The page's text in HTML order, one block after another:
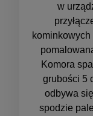
w
Komora
grubości 5
odbywa
spodzie